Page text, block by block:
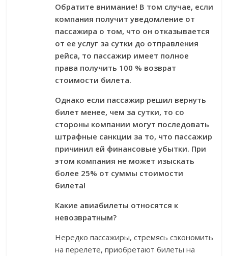
Обратите внимание! В том случае, если
компания получит уведомление от
пассажира о том, что он отказывается
от ее услуг за сутки до отправления
рейса, то пассажир имеет полное
права получить 100 % возврат
стоимости билета.
Однако если пассажир решил вернуть
билет менее, чем за сутки, то со
стороны компании могут последовать
штрафные санкции за то, что пассажир
причинил ей финансовые убытки. При
этом компания не может изыскать
более 25% от суммы стоимости
билета!
Какие авиабилеты относятся к
невозвратным?
Нередко пассажиры, стремясь сэкономить
на перелете, приобретают билеты на